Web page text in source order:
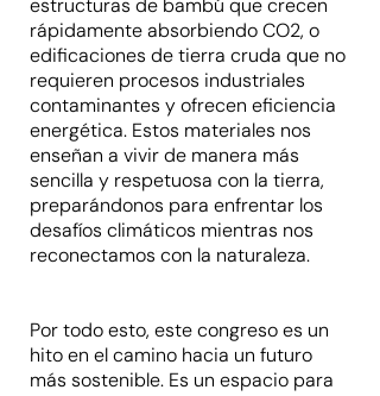
estructuras de bambú que crecen
rápidamente absorbiendo CO2, o
edificaciones de tierra cruda que no
requieren procesos industriales
contaminantes y ofrecen eficiencia
energética. Estos materiales nos
enseñan a vivir de manera más
sencilla y respetuosa con la tierra,
preparándonos para enfrentar los
desafíos climáticos mientras nos
reconectamos con la naturaleza.
Por todo esto, este congreso es un
hito en el camino hacia un futuro
más sostenible. Es un espacio para